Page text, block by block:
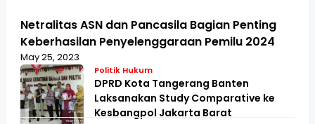
Netralitas ASN dan Pancasila Bagian Penting
Keberhasilan Penyelenggaraan Pemilu 2024
May 25, 2023
Politik Hukum
DPRD Kota Tangerang Banten
Laksanakan Study Comparative ke
Kesbangpol Jakarta Barat